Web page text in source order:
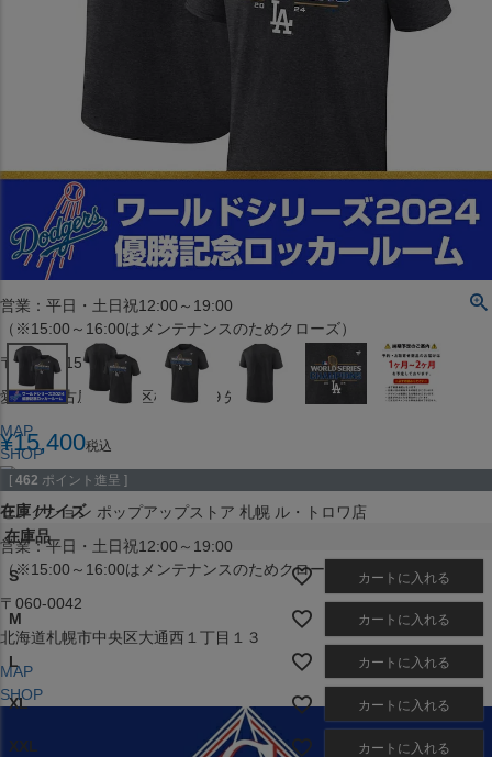
JR水道橋駅西口店
営業：土・日・祝日のみ 12:00-18:00
〒101-0061
東京都千代田区神田三崎町２丁目２２−１ 1F
セレクション名古屋エスカ地下街店
営業：平日・土日祝12:00～19:00
（※15:00～16:00はメンテナンスのためクローズ）
〒453-0015
愛知県名古屋市中村区椿町６−９先
MAP
SHOP
セレクション ポップアップストア 札幌 ル・トロワ店
営業：平日・土日祝12:00～19:00
（※15:00～16:00はメンテナンスのためクローズ）
〒060-0042
北海道札幌市中央区大通西１丁目１３
MAP
SHOP
¥15,400税込
[ 462 ポイント進呈 ]
在庫 サイズ
在庫品
S カートに入れる
M カートに入れる
L カートに入れる
XL カートに入れる
XXL カートに入れる